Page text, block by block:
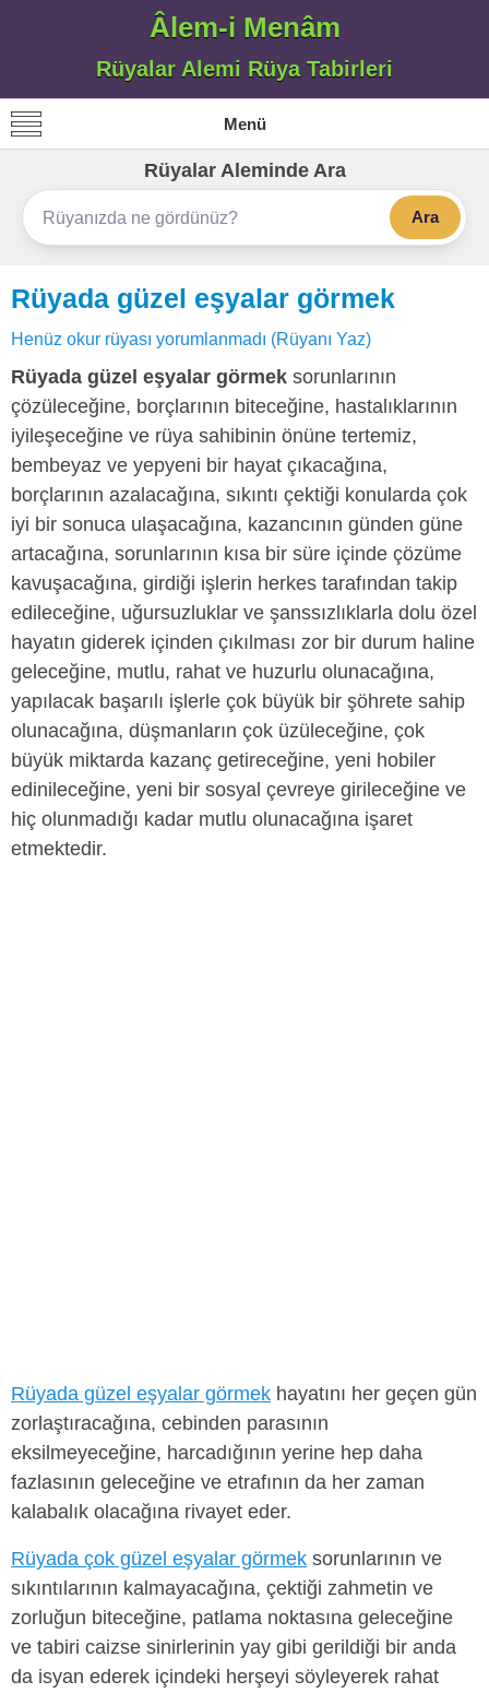
Âlem-i Menâm
Rüyalar Alemi Rüya Tabirleri
Menü
Rüyalar Aleminde Ara
Ara
Rüyada güzel eşyalar görmek
Henüz okur rüyası yorumlanmadı (Rüyanı Yaz)
Rüyada güzel eşyalar görmek sorunlarının
çözüleceğine, borçlarının biteceğine, hastalıklarının
iyileşeceğine ve rüya sahibinin önüne tertemiz,
bembeyaz ve yepyeni bir hayat çıkacağına,
borçlarının azalacağına, sıkıntı çektiği konularda çok
iyi bir sonuca ulaşacağına, kazancının günden güne
artacağına, sorunlarının kısa bir süre içinde çözüme
kavuşacağına, girdiği işlerin herkes tarafından takip
edileceğine, uğursuzluklar ve şanssızlıklarla dolu özel
hayatın giderek içinden çıkılması zor bir durum haline
geleceğine, mutlu, rahat ve huzurlu olunacağına,
yapılacak başarılı işlerle çok büyük bir şöhrete sahip
olunacağına, düşmanların çok üzüleceğine, çok
büyük miktarda kazanç getireceğine, yeni hobiler
edinileceğine, yeni bir sosyal çevreye girileceğine ve
hiç olunmadığı kadar mutlu olunacağına işaret
etmektedir.
Rüyada güzel eşyalar görmek hayatını her geçen gün
zorlaştıracağına, cebinden parasının
eksilmeyeceğine, harcadığının yerine hep daha
fazlasının geleceğine ve etrafının da her zaman
kalabalık olacağına rivayet eder.
Rüyada çok güzel eşyalar görmek sorunlarının ve
sıkıntılarının kalmayacağına, çektiği zahmetin ve
zorluğun biteceğine, patlama noktasına geleceğine
ve tabiri caizse sinirlerinin yay gibi gerildiği bir anda
da isyan ederek içindeki herşeyi söyleyerek rahat